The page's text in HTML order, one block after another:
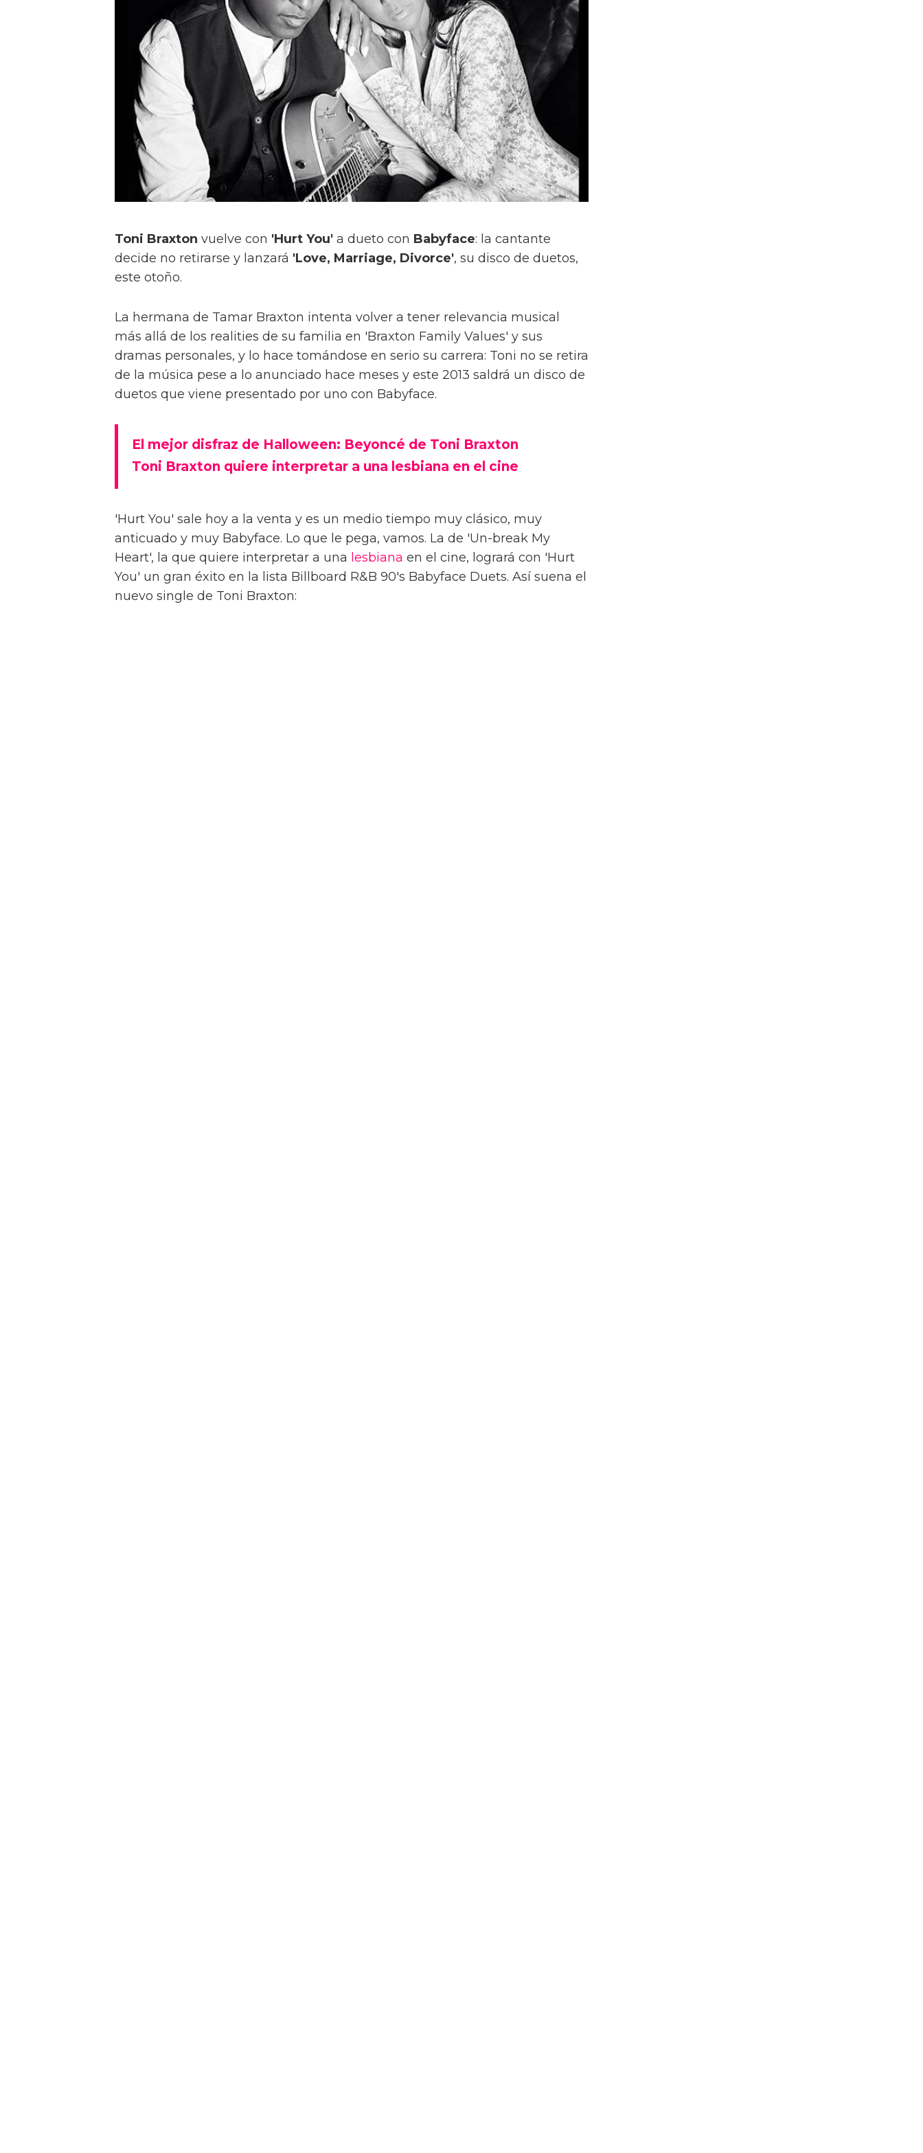
Toni Braxton vuelve con 'Hurt You' a dueto con Babyface: la cantante
decide no retirarse y lanzará 'Love, Marriage, Divorce', su disco de duetos,
este otoño.
La hermana de Tamar Braxton intenta volver a tener relevancia musical
más allá de los realities de su familia en 'Braxton Family Values' y sus
dramas personales, y lo hace tomándose en serio su carrera: Toni no se retira
de la música pese a lo anunciado hace meses y este 2013 saldrá un disco de
duetos que viene presentado por uno con Babyface.
El mejor disfraz de Halloween: Beyoncé de Toni Braxton
Toni Braxton quiere interpretar a una lesbiana en el cine
'Hurt You' sale hoy a la venta y es un medio tiempo muy clásico, muy
anticuado y muy Babyface. Lo que le pega, vamos. La de 'Un-break My
Heart', la que quiere interpretar a una lesbiana en el cine, logrará con 'Hurt
You' un gran éxito en la lista Billboard R&B 90's Babyface Duets. Así suena el
nuevo single de Toni Braxton: